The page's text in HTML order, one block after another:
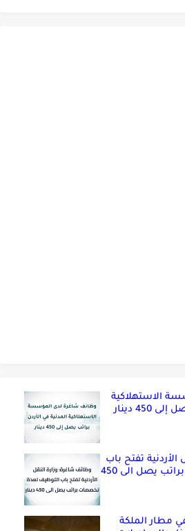
الاستهلاكية
دينار
تفتح باب
التوظيف لعدة تخصصات براتب يصل الى 450
مطار الملكة